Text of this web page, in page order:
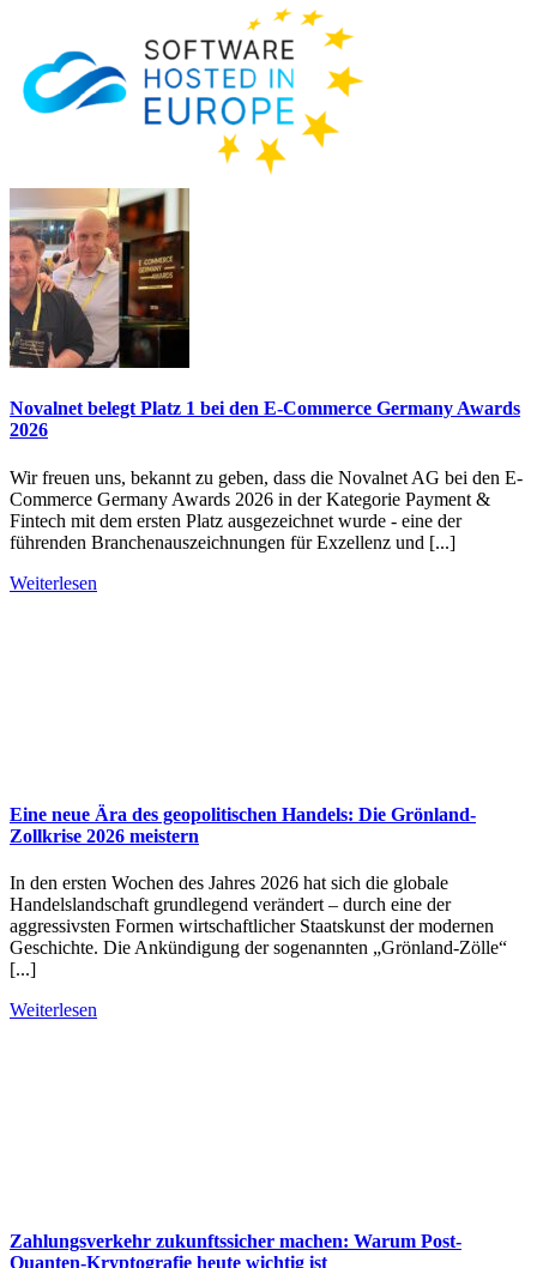
Novalnet belegt Platz 1 bei den E-Commerce Germany Awards
2026
Wir freuen uns, bekannt zu geben, dass die Novalnet AG bei den E-
Commerce Germany Awards 2026 in der Kategorie Payment &
Fintech mit dem ersten Platz ausgezeichnet wurde - eine der
führenden Branchenauszeichnungen für Exzellenz und [...]
Weiterlesen
Eine neue Ära des geopolitischen Handels: Die Grönland-
Zollkrise 2026 meistern
In den ersten Wochen des Jahres 2026 hat sich die globale
Handelslandschaft grundlegend verändert – durch eine der
aggressivsten Formen wirtschaftlicher Staatskunst der modernen
Geschichte. Die Ankündigung der sogenannten „Grönland-Zölle“
[...]
Weiterlesen
Zahlungsverkehr zukunftssicher machen: Warum Post-
Quanten-Kryptografie heute wichtig ist